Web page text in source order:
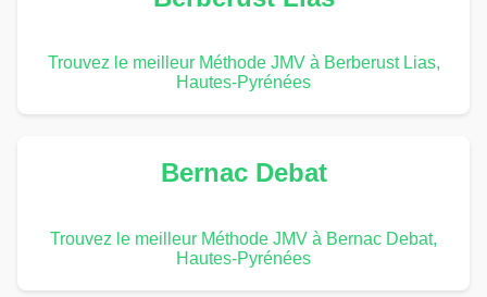
Trouvez le meilleur Méthode JMV à Berberust Lias,
Hautes-Pyrénées
Bernac Debat
Trouvez le meilleur Méthode JMV à Bernac Debat,
Hautes-Pyrénées